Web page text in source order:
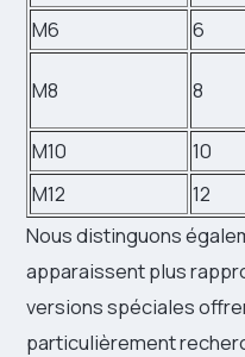
M6
6
M8 8
M10
10
M12
12
Nous distinguons
apparaissent plus
versions spéciales
particulièrement